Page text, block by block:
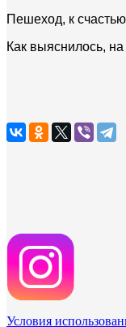
Пешеход, к
Как выяснилось,
Условия